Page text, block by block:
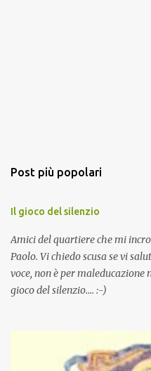
Post più popolari
Il gioco del silenzio
Amici del quartiere che mi
Paolo. Vi chiedo scusa se vi
voce, non è per
gioco del silenzio.... :-)